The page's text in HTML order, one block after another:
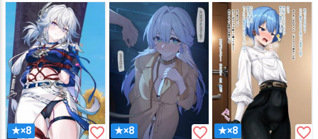
★×8 favorite_border ★×8 favorite_border ★×8 favorite_border